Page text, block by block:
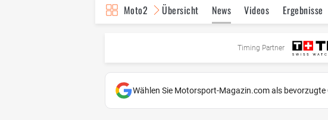
Moto2 Übersicht News Videos Ergebnisse
Timing Partner
Wählen Sie Motorsport-Magazin.com als bevorzugte